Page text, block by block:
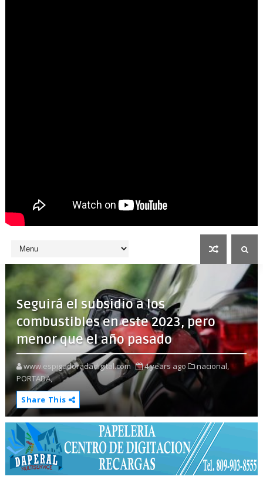
Seguirá el subsidio a los
combustibles en este 2023, pero
menor que el año pasado
www.espigadoradadigital.com 4 years ago
nacional,
PORTADA,
Share This